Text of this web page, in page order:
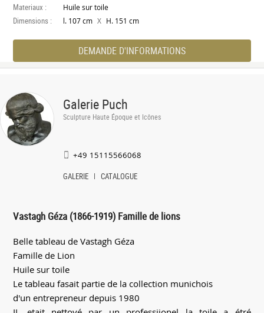
Materiaux : Huile sur toile
Dimensions : l. 107 cm X H. 151 cm
DEMANDE D'INFORMATIONS
Galerie Puch
Sculpture Haute Époque et Icônes
+49 15115566068
GALERIE CATALOGUE
Vastagh Géza (1866-1919) Famille de lions
Belle tableau de Vastagh Géza
Famille de Lion
Huile sur toile
Le tableau fasait partie de la collection munichois
d'un entrepreneur depuis 1980